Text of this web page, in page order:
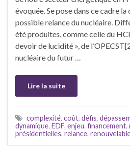
évoquée. Se pose dans ce cadre la
possible relance du nucléaire.
été produites, comme celle du
devoir de lucidité », de
nucléaire du futur …
Lire la suite
complexité, coût, défis,
dynamique, EDF, enjeu, financement,
présidentielles, relance,